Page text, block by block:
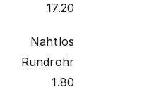
17.20
Nahtlos
Rundrohr
1.80